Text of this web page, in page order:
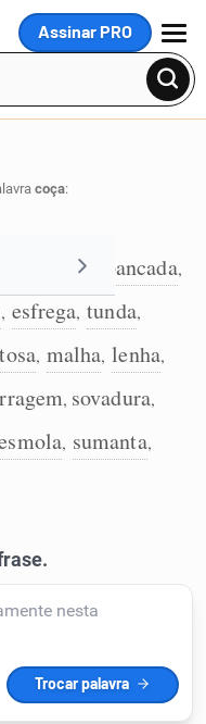
Assinar PRO
MENU
coça:
bordoada pancada,
, esfrega, tunda,
tosa, malha, lenha,
, sovadura,
, sumanta,